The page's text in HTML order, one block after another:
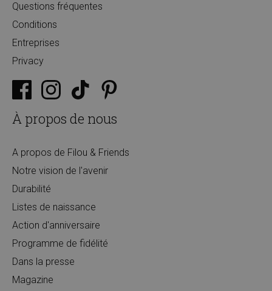
Questions fréquentes
Conditions
Entreprises
Privacy
À propos de nous
A propos de Filou & Friends
Notre vision de l'avenir
Durabilité
Listes de naissance
Action d'anniversaire
Programme de fidélité
Dans la presse
Magazine